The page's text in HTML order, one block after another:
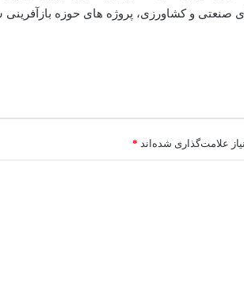
صنعتی و کشاورزی، پروژه های حوزه
علامت‌گذاری شده‌اند *